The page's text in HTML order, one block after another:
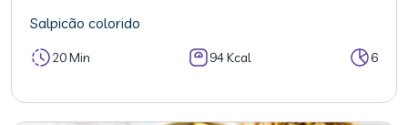
Salpicão colorido
20 Min 94 Kcal 6